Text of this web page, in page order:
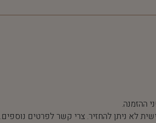
ההזמנה.
לא ניתן להחזיר. צרי קשר לפרטים נוספים.